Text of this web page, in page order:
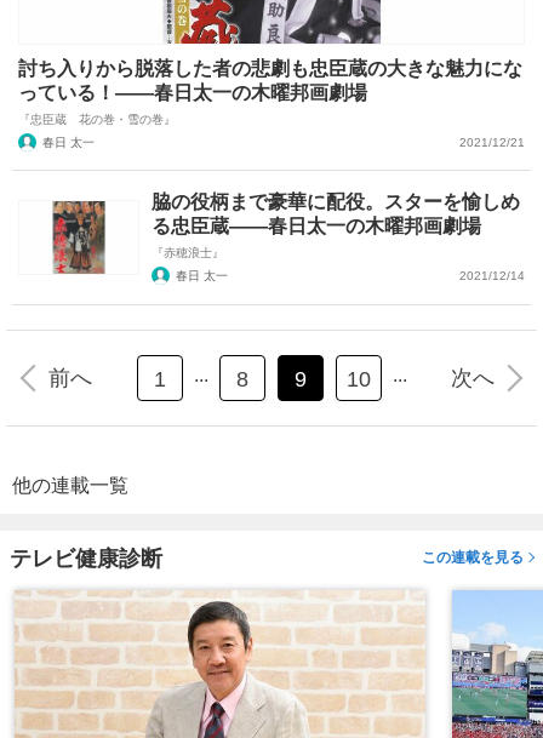
討ち入りから脱落した者の悲劇も忠臣蔵の大きな魅力にな
っている！――春日太一の木曜邦画劇場
『忠臣蔵 花の巻・雪の巻』
春日 太一
2021/12/21
脇の役柄まで豪華に配役。スターを愉しめ
る忠臣蔵――春日太一の木曜邦画劇場
『赤穂浪士』
春日 太一
2021/12/14
前へ 1 ... 8 9 10 ... 次へ
他の連載一覧
テレビ健康診断 この連載を見る